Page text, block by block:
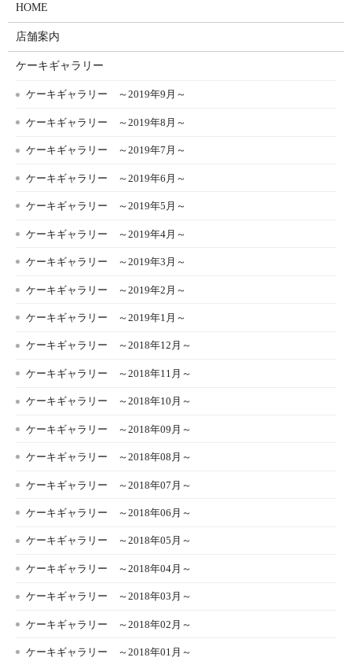
HOME
店舗案内
ケーキギャラリー
ケーキギャラリー ～2019年9月～
ケーキギャラリー ～2019年8月～
ケーキギャラリー ～2019年7月～
ケーキギャラリー ～2019年6月～
ケーキギャラリー ～2019年5月～
ケーキギャラリー ～2019年4月～
ケーキギャラリー ～2019年3月～
ケーキギャラリー ～2019年2月～
ケーキギャラリー ～2019年1月～
ケーキギャラリー ～2018年12月～
ケーキギャラリー ～2018年11月～
ケーキギャラリー ～2018年10月～
ケーキギャラリー ～2018年09月～
ケーキギャラリー ～2018年08月～
ケーキギャラリー ～2018年07月～
ケーキギャラリー ～2018年06月～
ケーキギャラリー ～2018年05月～
ケーキギャラリー ～2018年04月～
ケーキギャラリー ～2018年03月～
ケーキギャラリー ～2018年02月～
ケーキギャラリー ～2018年01月～